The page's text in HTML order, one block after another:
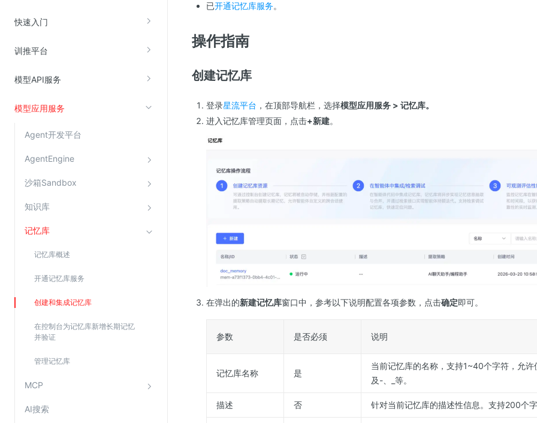
快速入门
训推平台
模型API服务
模型应用服务
Agent开发平台
AgentEngine
沙箱Sandbox
知识库
记忆库
记忆库概述
开通记忆库服务
创建和集成记忆库
在控制台为记忆库新增长期记忆
并验证
管理记忆库
MCP
AI搜索
视频云服务
云直播(KLS)
边缘节点计算
金山云云防火墙
大模型应用防火墙
渗透测试
DDoS原生高防
主机安全
云安全中心
合规性
已开通记忆库服务。
操作指南
创建记忆库
登录星流平台 ，在顶部导航栏，选择模型应用服务 > 记忆库。
进入记忆库管理页面，点击+新建。
在弹出的新建记忆库窗口中，参考以下说明配置各项参数，点击确定即可。
参数 是否必须 说明
记忆库名称 是
当前记忆库的名称，支持1~40个字符，允
及-、_等。
描述 否 针对当前记忆库的描述性信息。支持200个